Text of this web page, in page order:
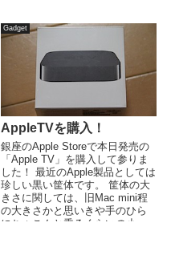
Gadget
AppleTVを購入！
銀座のApple Storeで本日発売の
「Apple TV」を購入して参りま
した！ 最近のApple製品としては
珍しい黒い筐体です。 筐体の大
きさに関しては、旧Mac mini程
の大きさかと思いきや手のひら
にちょこんと乗るくらいの小